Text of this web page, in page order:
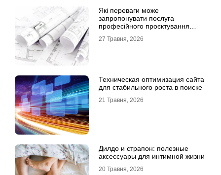
Які переваги може
запропонувати послуга
професійного проєктування
27 Травня, 2026
Техническая оптимизация сайта
для стабильного роста в поиске
21 Травня, 2026
Дилдо и страпон: полезные
аксессуары для интимной жизни
20 Травня, 2026